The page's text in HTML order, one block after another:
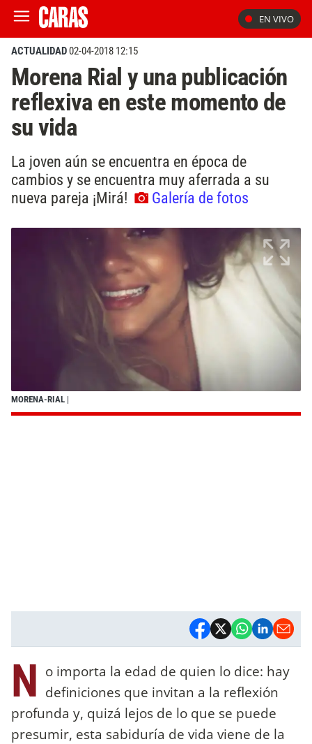
EN VIVO
ACTUALIDAD02-04-2018 12:15
Morena Rial y una publicación
reflexiva en este momento de
su vida
La joven aún se encuentra en época de
cambios y se encuentra muy aferrada a su
nueva pareja ¡Mirá!
Galería de fotos
MORENA-RIAL |
N o importa la edad de quien lo dice: hay
definiciones que invitan a la reflexión
profunda y, quizá lejos de lo que se puede
presumir, esta sabiduría de vida viene de la